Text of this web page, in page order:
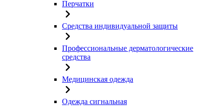
Перчатки
Средства индивидуальной защиты
Профессиональные дерматологические
средства
Медицинская одежда
Одежда сигнальная